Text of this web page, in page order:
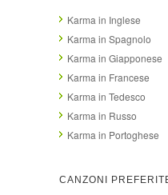
Karma in Inglese
Karma in Spagnolo
Karma in Giapponese
Karma in Francese
Karma in Tedesco
Karma in Russo
Karma in Portoghese
CANZONI